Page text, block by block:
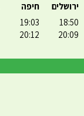
ירושלים
18:50
20:09
חיפה
19:03
20:12